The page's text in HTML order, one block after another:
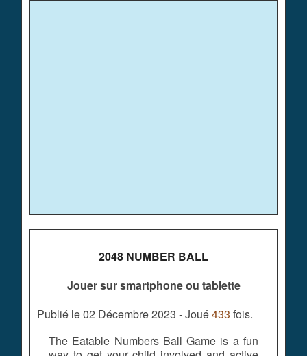
2048 NUMBER BALL
Jouer sur smartphone ou tablette
Publié le 02 Décembre 2023 - Joué433 fois.
The Eatable Numbers Ball Game is a fun